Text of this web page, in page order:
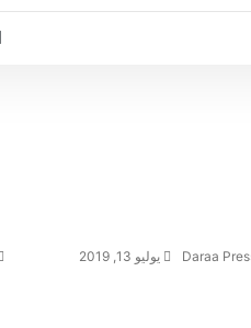
يوليو 13, 2019